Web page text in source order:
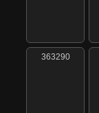
363290